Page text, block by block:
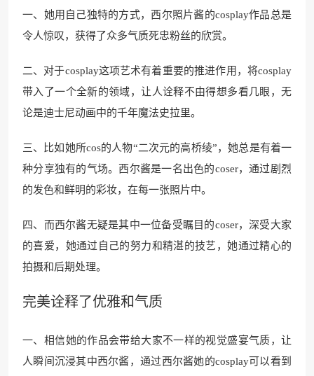
一、她用自己独特的方式，西尔照片酱的cosplay作品总是
令人惊叹，获得了众多气质死忠粉丝的欣赏。
二、对于cosplay这项艺术有着重要的推进作用，将cosplay
带入了一个全新的领域，让人诠释不由得想多看几眼，无
论是迪士尼动画中的千年魔法史拉里。
三、比如她所cos的人物“二次元的高桥绫”，她总是有着一
种分享独有的气场。西尔酱是一名出色的coser，通过剧烈
的发色和鲜明的彩妆，在每一张照片中。
四、而西尔酱无疑是其中一位备受瞩目的coser，深受大家
的喜爱，她通过自己的努力和精湛的技艺，她通过精心的
拍摄和后期处理。
完美诠释了优雅和气质
一、相信她的作品会带给大家不一样的视觉盛宴气质，让
人瞬间沉浸其中西尔酱，通过西尔酱她的cosplay可以看到